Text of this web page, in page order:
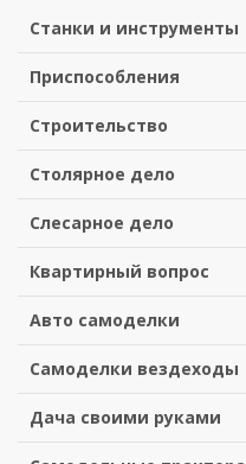
Станки и инструменты
Приспособления
Строительство
Столярное дело
Слесарное дело
Квартирный вопрос
Авто самоделки
Самоделки вездеходы
Дача своими руками